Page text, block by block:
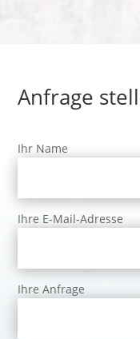
Anfrage
Ihr Name
Ihre E-Mail-Adresse
Ihre Anfrage